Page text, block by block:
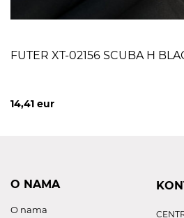
FUTER XT-02156 SCUBA H
14,41 eur
O NAMA
O nama